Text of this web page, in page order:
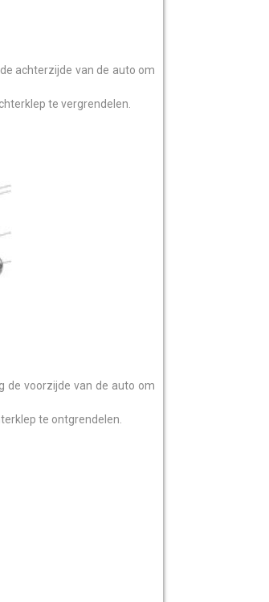
achterzijde van de auto om
te vergrendelen.
de voorzijde van de auto om
te ontgrendelen.